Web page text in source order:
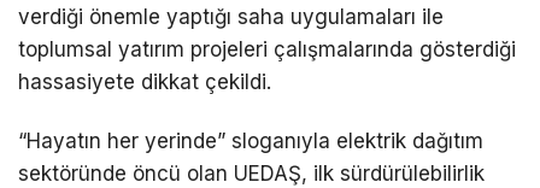
verdiği önemle yaptığı saha uygulamaları ile
toplumsal yatırım projeleri çalışmalarında gösterdiği
hassasiyete dikkat çekildi.
“Hayatın her yerinde” sloganıyla elektrik dağıtım
sektöründe öncü olan UEDAŞ, ilk sürdürülebilirlik